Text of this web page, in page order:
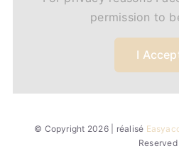
permission to
I
© Copyright 2026 | réalisé
Reserved